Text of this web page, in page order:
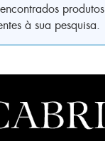
produtos
à sua pesquisa.